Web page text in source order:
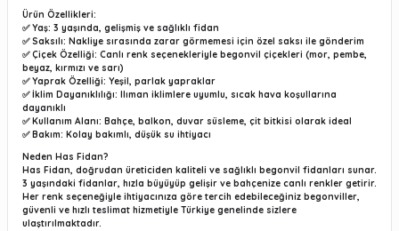
Ürün Özellikleri:
✅Yaş: 3 yaşında, gelişmiş ve sağlıklı fidan
✅Saksılı: Nakliye sırasında zarar görmemesi için özel saksı ile gönderim
✅Çiçek Özelliği: Canlı renk seçenekleriyle begonvil çiçekleri (mor, pembe,
beyaz, kırmızı ve sarı)
✅Yaprak Özelliği: Yeşil, parlak yapraklar
✅İklim Dayanıklılığı: Ilıman iklimlere uyumlu, sıcak hava koşullarına
dayanıklı
✅Kullanım Alanı: Bahçe, balkon, duvar süsleme, çit bitkisi olarak ideal
✅Bakım: Kolay bakımlı, düşük su ihtiyacı
Neden Has Fidan?
Has Fidan, doğrudan üreticiden kaliteli ve sağlıklı begonvil fidanları sunar.
3 yaşındaki fidanlar, hızla büyüyüp gelişir ve bahçenize canlı renkler getirir.
Her renk seçeneğiyle ihtiyacınıza göre tercih edebileceğiniz begonviller,
güvenli ve hızlı teslimat hizmetiyle Türkiye genelinde sizlere
ulaştırılmaktadır.